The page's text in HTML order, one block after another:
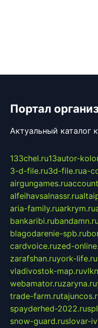
Портал
Актуальный каталог
133chel.ru13autor-
3-d-file.ru3d-file.rua-
airgungames.ru
alfeihavsalnassr.ru
aria-family.ruarkrym.ru
bankaribi.rubandamn.ru
blagodarenie-spb.ru
cardvoice.ruzed-
zarafshan.ruyork-life.ru
vladivostok-map.ru
webamator.ruzaryna.ru
trade-farm.ru
spayderhed-2022.ru
snow-guard.ruslovar-